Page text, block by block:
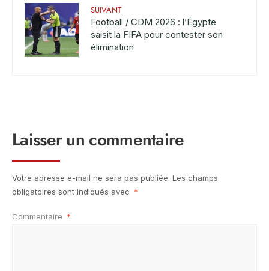
SUIVANT
Football / CDM 2026 : l’Égypte
saisit la FIFA pour contester son
élimination
Laisser un commentaire
Votre adresse e-mail ne sera pas publiée. Les champs
obligatoires sont indiqués avec *
Commentaire *